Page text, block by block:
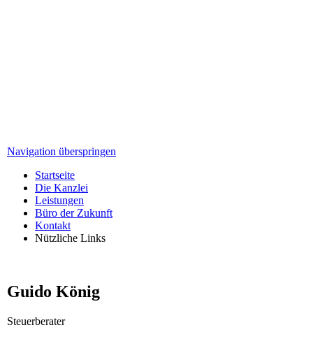
Navigation überspringen
Startseite
Die Kanzlei
Leistungen
Büro der Zukunft
Kontakt
Nützliche Links
Guido König
Steuerberater